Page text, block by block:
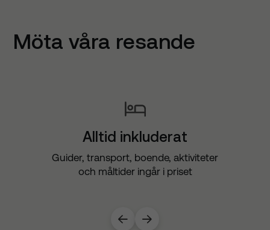
Möta våra resande
Alltid inkluderat
Guider, transport, boende, aktiviteter
och måltider ingår i priset
 